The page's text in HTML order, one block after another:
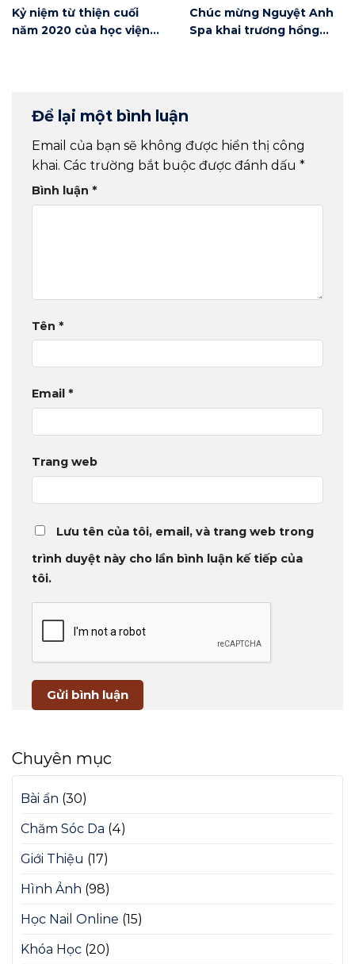
Kỷ niệm từ thiện cuối
năm 2020 của học viện
Chúc mừng Nguyệt Anh
Spa khai trương hồng
Để lại một bình luận
Email của bạn sẽ không được hiển thị công
khai. Các trường bắt buộc được đánh dấu *
Bình luận *
Tên *
Email *
Trang web
Lưu tên của tôi, email, và trang web trong
trình duyệt này cho lần bình luận kế tiếp của
tôi.
Chuyên mục
Bài ẩn (30)
Chăm Sóc Da (4)
Giới Thiệu (17)
Hình Ảnh (98)
Học Nail Online (15)
Khóa Học (20)